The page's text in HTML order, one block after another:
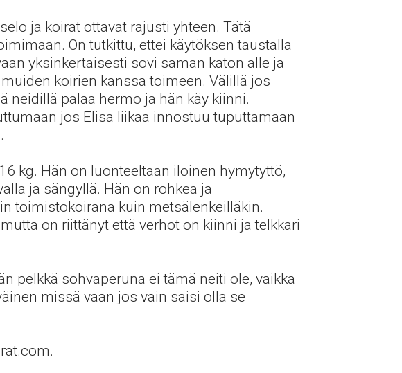
ja koirat ottavat rajusti yhteen. Tätä
On tutkittu, ettei käytöksen taustalla
yksinkertaisesti sovi saman katon alle ja
koirien kanssa toimeen. Välillä jos
neidillä palaa hermo ja hän käy kiinni.
jos Elisa liikaa innostuu tuputtamaan
kg. Hän on luonteeltaan iloinen hymytyttö,
ja sängyllä. Hän on rohkea ja
toimistokoirana kuin metsälenkeilläkin.
on riittänyt että verhot on kiinni ja telkkari
pelkkä sohvaperuna ei tämä neiti ole, vaikka
missä vaan jos vain saisi olla se